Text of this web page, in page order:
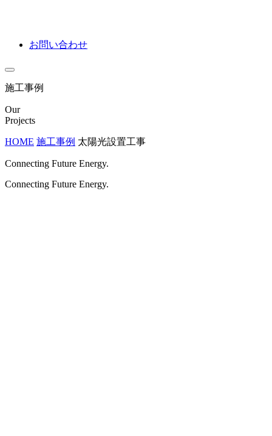
お問い合わせ
施工事例
Our
Projects
HOME 施工事例 太陽光設置工事
Connecting Future Energy.
Connecting Future Energy.